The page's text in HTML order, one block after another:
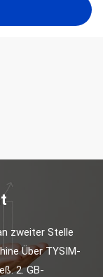
zweiter Stelle
Über TYSIM-
2. GB-